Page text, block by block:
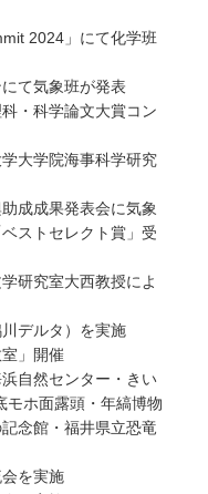
2024」にて化学班
て気象班が発表
・科学論文大賞コン
大学院海事科学研究
成成果発表会に気象
ストセレクト賞」受
研究室大西教授によ
デルタ）を実施
」開催
自然センター・きい
モホ面露頭・年縞博物
念館・福井県立恐竜
を実施